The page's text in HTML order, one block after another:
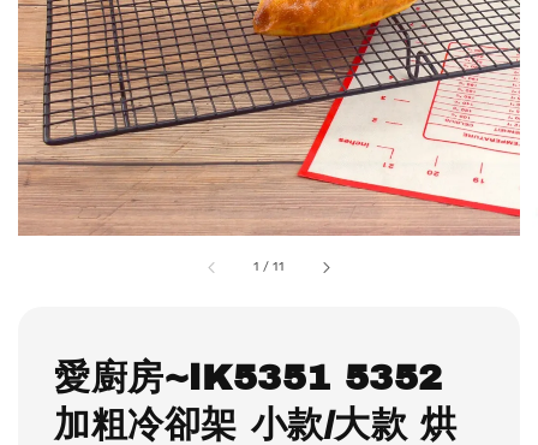
1 /11
愛廚房~iK5351 5352
加粗冷卻架 小款/大款 烘